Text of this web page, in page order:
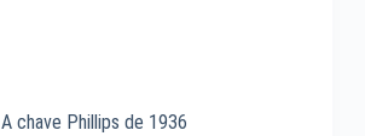
A chave Phillips de 1936